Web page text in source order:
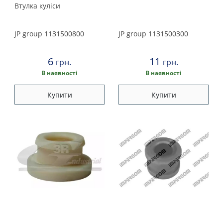
Mazda
Mercedes
Mitsubishi
Nissan
Втулка кулiси
JP group 1131500800
6 грн.
В наявності
Купити
JP group 1131500300
11 грн.
В наявності
Купити